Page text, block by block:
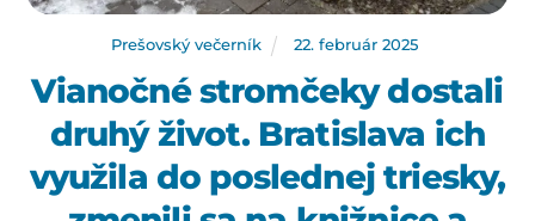
Prešovský večerník 22. február 2025
Vianočné stromčeky dostali
druhý život. Bratislava ich
využila do poslednej triesky,